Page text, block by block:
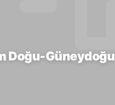
Doğu-Güneydoğu